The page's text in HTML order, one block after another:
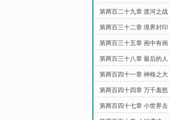
第两百二十九章 渡河之战
第两百三十二章 境界封印
第两百三十五章 画中有画
第两百三十八章 最后的人
第两百四十一章 神格之大
第两百四十四章 万千羞怒
第两百四十七章 小世界去